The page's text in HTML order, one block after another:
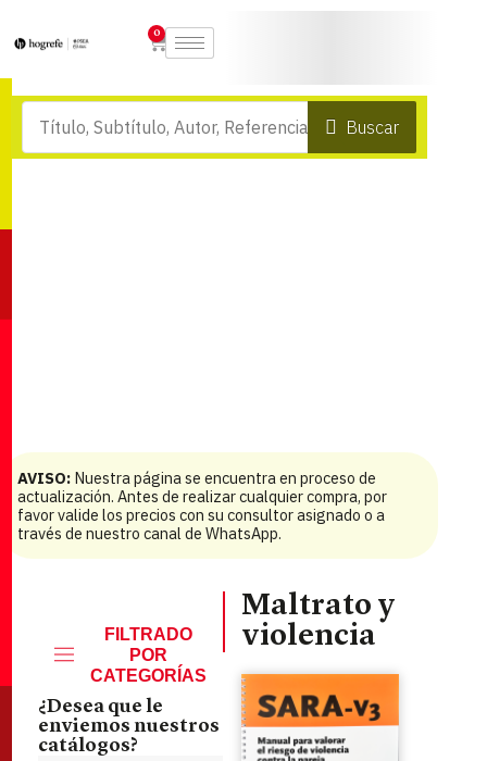
0
Buscar
AVISO: Nuestra página se encuentra en proceso de
actualización. Antes de realizar cualquier compra, por
favor valide los precios con su consultor asignado o a
través de nuestro canal de WhatsApp.
FILTRADO
POR
CATEGORÍAS
¿Desea que le
enviemos nuestros
catálogos?
Maltrato y
violencia